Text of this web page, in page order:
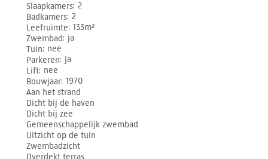
Slaapkamers 2
Badkamers 2
Leefruimte 133m²
Zwembad ja
Tuin nee
Parkeren ja
Lift nee
Bouwjaar 1970
Aan het strand
Dicht bij de haven
Dicht bij zee
Gemeenschappelijk zwembad
Uitzicht op de tuin
Zwembadzicht
Overdekt terras